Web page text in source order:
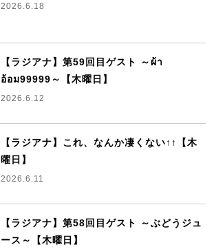
2026.6.18
【ラジアナ】第59回目ゲスト ～ผ้า
อ้อม99999～【木曜日】
2026.6.12
【ラジアナ】これ、なんか凄くない↑↑【木
曜日】
2026.6.11
【ラジアナ】第58回目ゲスト ～ぶどうジュ
ース～【木曜日】